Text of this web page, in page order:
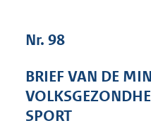
Nr. 98
BRIEF VAN DE
SPORT